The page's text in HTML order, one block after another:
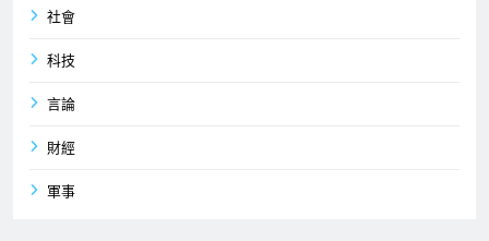
社會
科技
言論
財經
軍事